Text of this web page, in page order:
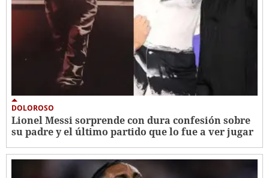
DOLOROSO
Lionel Messi sorprende con dura confesión sobre
su padre y el último partido que lo fue a ver jugar